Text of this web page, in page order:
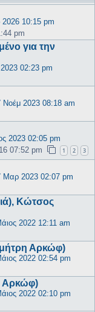
10:15 pm
pm
για την
02:23 pm
Νοέμ 2023 08:18 am
2023 02:05 pm
07:52 pm 1 2 3
Μαρ 2023 02:07 pm
Κώτσος
2022 12:11 am
Αρκώφ)
2022 02:54 pm
Αρκώφ)
2022 02:10 pm